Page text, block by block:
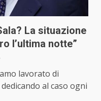
La situazione
l’ultima notte”
lavorato di
al caso ogni